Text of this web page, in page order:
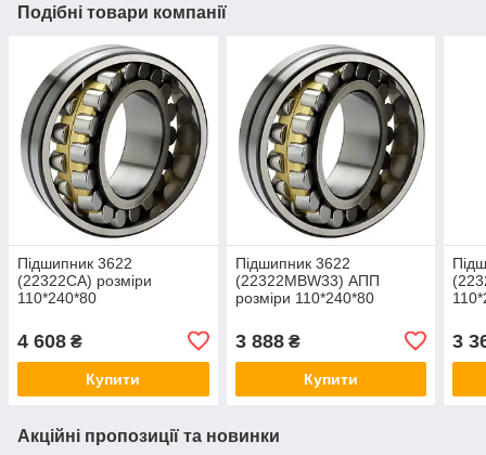
Подібні товари компанії
Підшипник 3622
(22322СА) розміри
110*240*80
4 608 ₴
Купити
Підшипник 3622
(22322MBW33) АПП
розміри 110*240*80
3 888₴
Купити
3
Акційні пропозиції та новинки